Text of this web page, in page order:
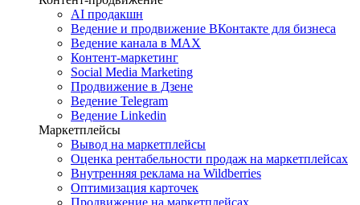
AI продакшн
Ведение и продвижение ВКонтакте для бизнеса
Ведение канала в MAX
Контент-маркетинг
Social Media Marketing
Продвижение в Дзене
Ведение Telegram
Ведение Linkedin
Маркетплейсы
Вывод на маркетплейсы
Оценка рентабельности продаж на маркетплейсах
Внутренняя реклама на Wildberries
Оптимизация карточек
Продвижение на маркетплейсах